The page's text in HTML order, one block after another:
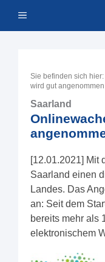
Inhalt Menü
Sie befinden sich hier:
wird gut angenommen
Saarland
[12.01.2021] Mit
Saarland einen
Landes. Das
an: Seit dem
bereits mehr als
elektronischem